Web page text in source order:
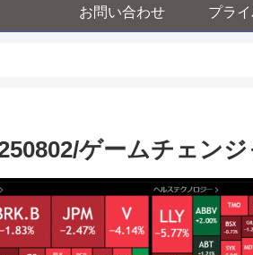
お問い合わせ プラ
ゲームチェンジ